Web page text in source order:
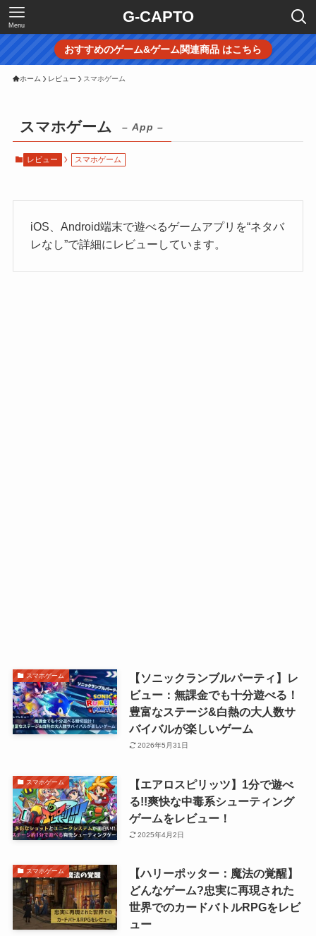
G-CAPTO
Menu
おすすめのゲーム&ゲーム関連商品 はこちら
ホーム レビュー スマホゲーム
スマホゲーム – App –
レビュー スマホゲーム
iOS、Android端末で遊べるゲームアプリを“ネタバ
レなし”で詳細にレビューしています。
スマホゲーム
【ソニックランブルパーティ】レ
ビュー：無課金でも十分遊べる！
豊富なステージ&白熱の大人数サ
バイバルが楽しいゲーム
2026年5月31日
スマホゲーム
【エアロスピリッツ】1分で遊べ
る!!爽快な中毒系シューティング
ゲームをレビュー！
2025年4月2日
スマホゲーム
【ハリーポッター：魔法の覚醒】
どんなゲーム?忠実に再現された
世界でのカードバトルRPGをレビ
ュー